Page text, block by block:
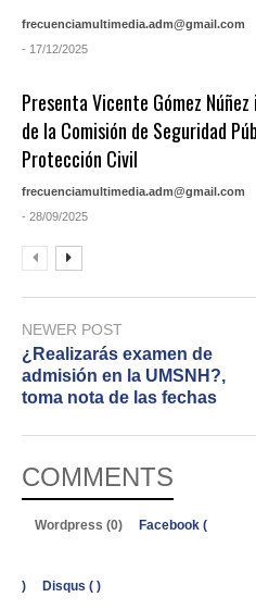
frecuenciamultimedia.adm@gmail.com
- 17/12/2025
Presenta Vicente Gómez
de la Comisión de Seguridad
Protección Civil
frecuenciamultimedia.adm@gmail.com
- 28/09/2025
NEWER POST
¿Realizarás examen de
admisión en la UMSNH?,
toma nota de las fechas
COMMENTS
Wordpress (0) Facebook (
) Disqus ( )